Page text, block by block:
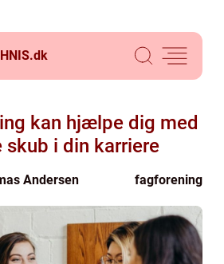
dk
kan hjælpe dig med
i din karriere
Andersen fagforening